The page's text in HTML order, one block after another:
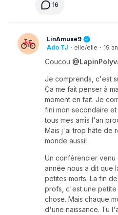
16
LinAmusé9
Ado TJ · elle/elle · 19
Coucou
Je comprends, c'est
Ça me fait penser à
moment en fait. Je
fini mon secondaire
tous mes amis l'an
Mais j'ai trop hâte de
monde aussi!
Un conférencier venu
année nous a dit que
petites morts. La fin
profs, c'est une petite
chose. Mais chaque
d'une naissance. Tu